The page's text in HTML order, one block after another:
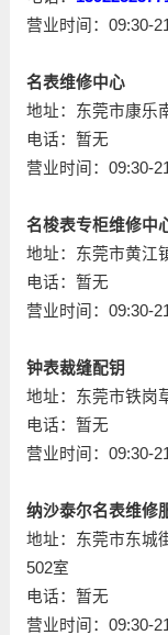
营业时间：09:30-
名表维修中心
地址：东莞市康乐
电话：暂无
营业时间：09:30-
名梭表专柜维修中
地址：东莞市黄江
电话：暂无
营业时间：09:30-
钟表裁缝配钥
地址：东莞市铁岗
电话：暂无
营业时间：09:30-
纳沙泰尔名表维修
地址：东莞市东城
502室
电话：暂无
营业时间：09:30-